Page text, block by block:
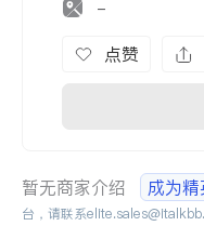
-
点赞
暂无商家介绍 成为
台，请联系